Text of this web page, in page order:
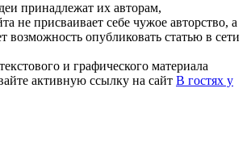
принадлежат их авторам,
не присваивает себе чужое авторство, а
возможность опубликовать статью в сети
и графического материала
активную ссылку на сайт В гостях у